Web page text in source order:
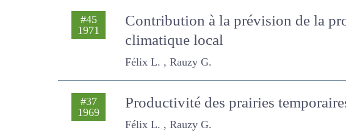
#45
1971
Contribution à la prévision de la
climatique local
Félix L. , Rauzy G.
#37
1969 Productivité des prairies
Félix L. , Rauzy G.